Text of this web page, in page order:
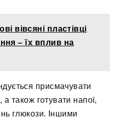
вівсяні пластівці
– їх вплив на
присмачувати
також готувати напої,
глюкози. Іншими